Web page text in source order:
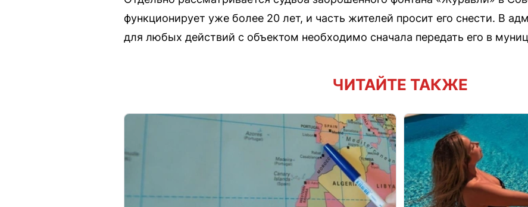
функционирует уже более 20 лет, и часть жителей просит его снести. В
для любых действий с объектом необходимо сначала передать его в
ЧИТАЙТЕ ТАКЖЕ